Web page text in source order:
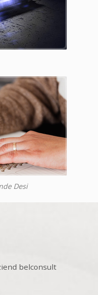
Desi
belconsult